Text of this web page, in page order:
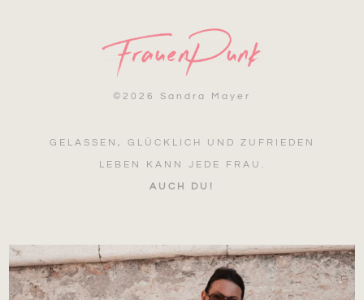
© 2026 Sandra Mayer
GELASSEN, GLÜCKLICH UND ZUFRIEDEN
LEBEN KANN JEDE FRAU.
AUCH DU!